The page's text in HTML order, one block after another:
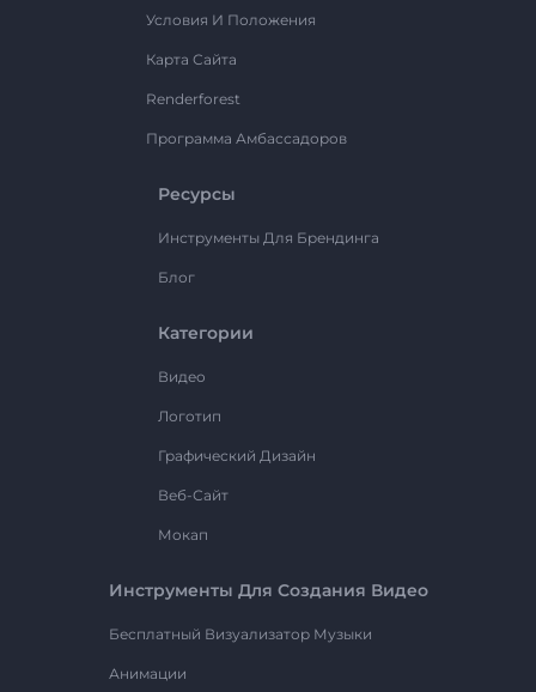
Условия И Положения
Карта Сайта
Renderforest
Программа Амбассадоров
Ресурсы
Инструменты Для Брендинга
Блог
Категории
Видео
Логотип
Графический Дизайн
Веб-Сайт
Мокап
Инструменты Для Создания Видео
Бесплатный Визуализатор Музыки
Анимации